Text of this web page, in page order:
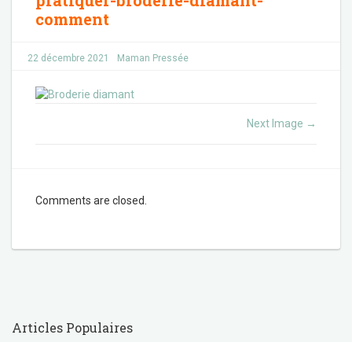
comment
22 décembre 2021 Maman Pressée
Next Image →
Comments are closed.
Articles Populaires